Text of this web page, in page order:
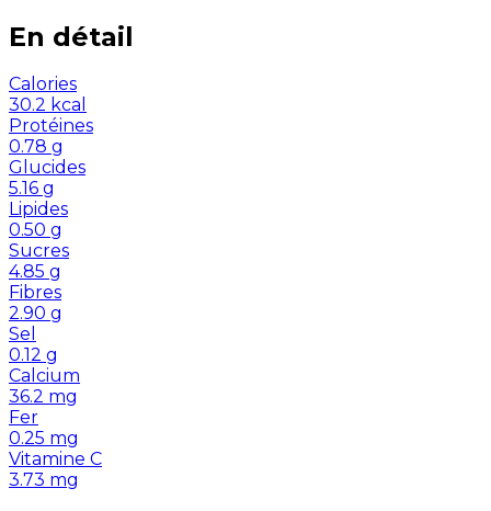
En détail
Calories
30.2 kcal
Protéines
0.78 g
Glucides
5.16 g
Lipides
0.50 g
Sucres
4.85 g
Fibres
2.90 g
Sel
0.12 g
Calcium
36.2 mg
Fer
0.25 mg
Vitamine C
3.73 mg